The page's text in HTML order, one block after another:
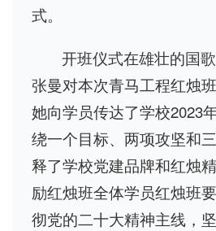
式。
开班仪式在雄壮的国
张曼对本次青马工程红烛
她向学员传达了学校2023
绕一个目标、两项攻坚和
释了学校党建品牌和红烛
励红烛班全体学员红烛班
彻党的二十大精神主线，